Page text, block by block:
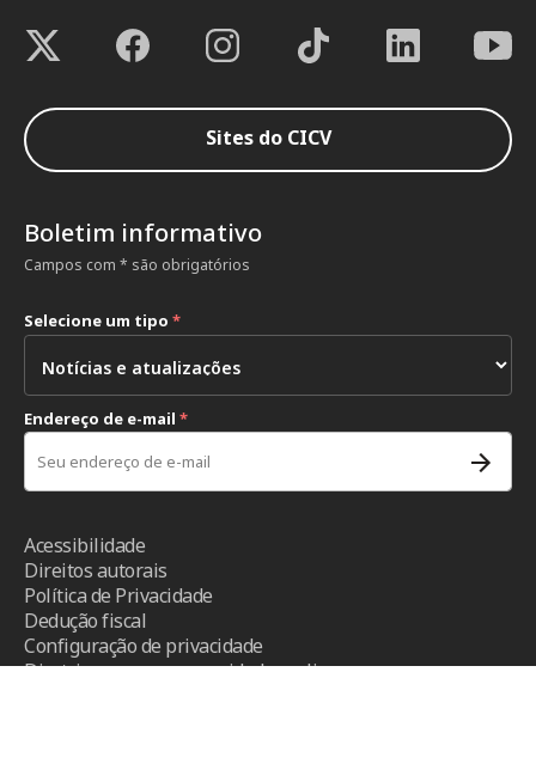
Sites do CICV
Boletim informativo
Campos com * são obrigatórios
Selecione um tipo *
Endereço de e-mail *
Acessibilidade
Direitos autorais
Política de Privacidade
Dedução fiscal
Configuração de privacidade
Diretrizes para a comunidade on-line